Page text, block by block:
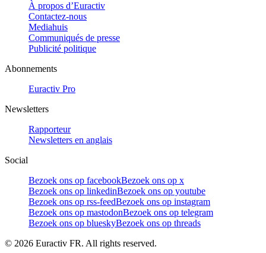
À propos d’Euractiv
Contactez-nous
Mediahuis
Communiqués de presse
Publicité politique
Abonnements
Euractiv Pro
Newsletters
Rapporteur
Newsletters en anglais
Social
Bezoek ons op facebookBezoek ons op x
Bezoek ons op linkedinBezoek ons op youtube
Bezoek ons op rss-feedBezoek ons op instagram
Bezoek ons op mastodonBezoek ons op telegram
Bezoek ons op blueskyBezoek ons op threads
© 2026 Euractiv FR. All rights reserved.